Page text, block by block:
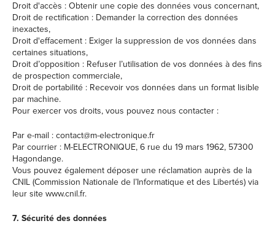
Droit d'accès : Obtenir une copie des données vous concernant,
Droit de rectification : Demander la correction des données
inexactes,
Droit d'effacement : Exiger la suppression de vos données dans
certaines situations,
Droit d’opposition : Refuser l’utilisation de vos données à des fins
de prospection commerciale,
Droit de portabilité : Recevoir vos données dans un format lisible
par machine.
Pour exercer vos droits, vous pouvez nous contacter :
Par e-mail : contact@m-electronique.fr
Par courrier : M-ELECTRONIQUE, 6 rue du 19 mars 1962, 57300
Hagondange.
Vous pouvez également déposer une réclamation auprès de la
CNIL (Commission Nationale de l’Informatique et des Libertés) via
leur site www.cnil.fr.
7. Sécurité des données